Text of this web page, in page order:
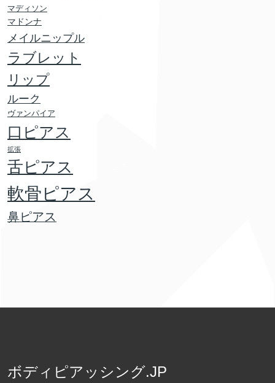
マディソン
マドンナ
メイルニップル
ラブレット
リップ
ルーク
ヴァンパイア
口ピアス
拡張
舌ピアス
軟骨ピアス
鼻ピアス
ボディピアッシング.JP